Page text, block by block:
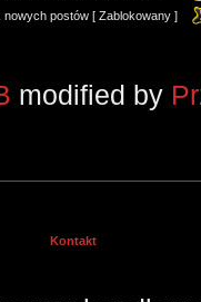
nowych postów [ Zablokowany ]
modified by
Kontakt